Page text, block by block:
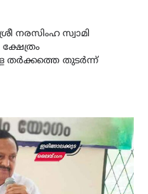
നരസിംഹ സ്വാമി
തർക്കത്തെ തുടർന്ന്